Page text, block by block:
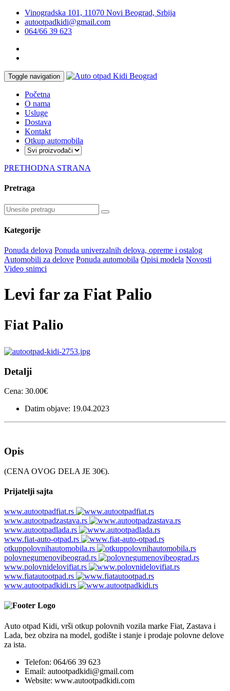
Vinogradska 101, 11070 Novi Beograd, Srbija
autootpadkidi@gmail.com
064/66 39 623
Toggle navigation
Početna
O nama
Usluge
Dostava
Kontakt
Otkup automobila
PRETHODNA STRANA
Pretraga
Kategorije
Ponuda delova Ponuda univerzalnih delova, opreme i ostalog
Automobili za delove Ponuda automobila Opisi modela Novosti
Video snimci
Levi far za Fiat Palio
Fiat Palio
Detalji
Cena: 30.00€
Datim objave: 19.04.2023
Opis
(CENA OVOG DELA JE 30€).
Prijatelji sajta
www.autootpadfiat.rs
www.autootpadzastava.rs
www.autootpadlada.rs
www.fiat-auto-otpad.rs
otkuppolovnihautomobila.rs
polovnegumenovibeograd.rs
www.polovnidelovifiat.rs
www.fiatautootpad.rs
www.autootpadkidi.rs
Auto otpad Kidi, vrši otkup polovnih vozila marke Fiat, Zastava i
Lada, bez obzira na model, godište i stanje i prodaje polovne delove
za ista.
Telefon: 064/66 39 623
Email: autootpadkidi@gmail.com
Website: www.autootpadkidi.com